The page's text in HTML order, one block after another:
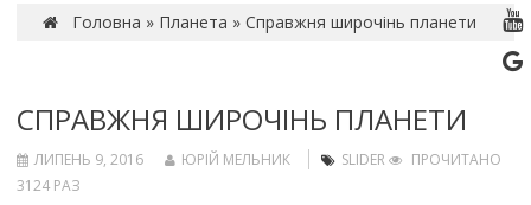
Головна » Планета » Справжня широчінь планети
СПРАВЖНЯ ШИРОЧІНЬ ПЛАНЕТИ
ЛИПЕНЬ 9, 2016 ЮРІЙ МЕЛЬНИК SLIDER
ПРОЧИТАНО
3124 РАЗ